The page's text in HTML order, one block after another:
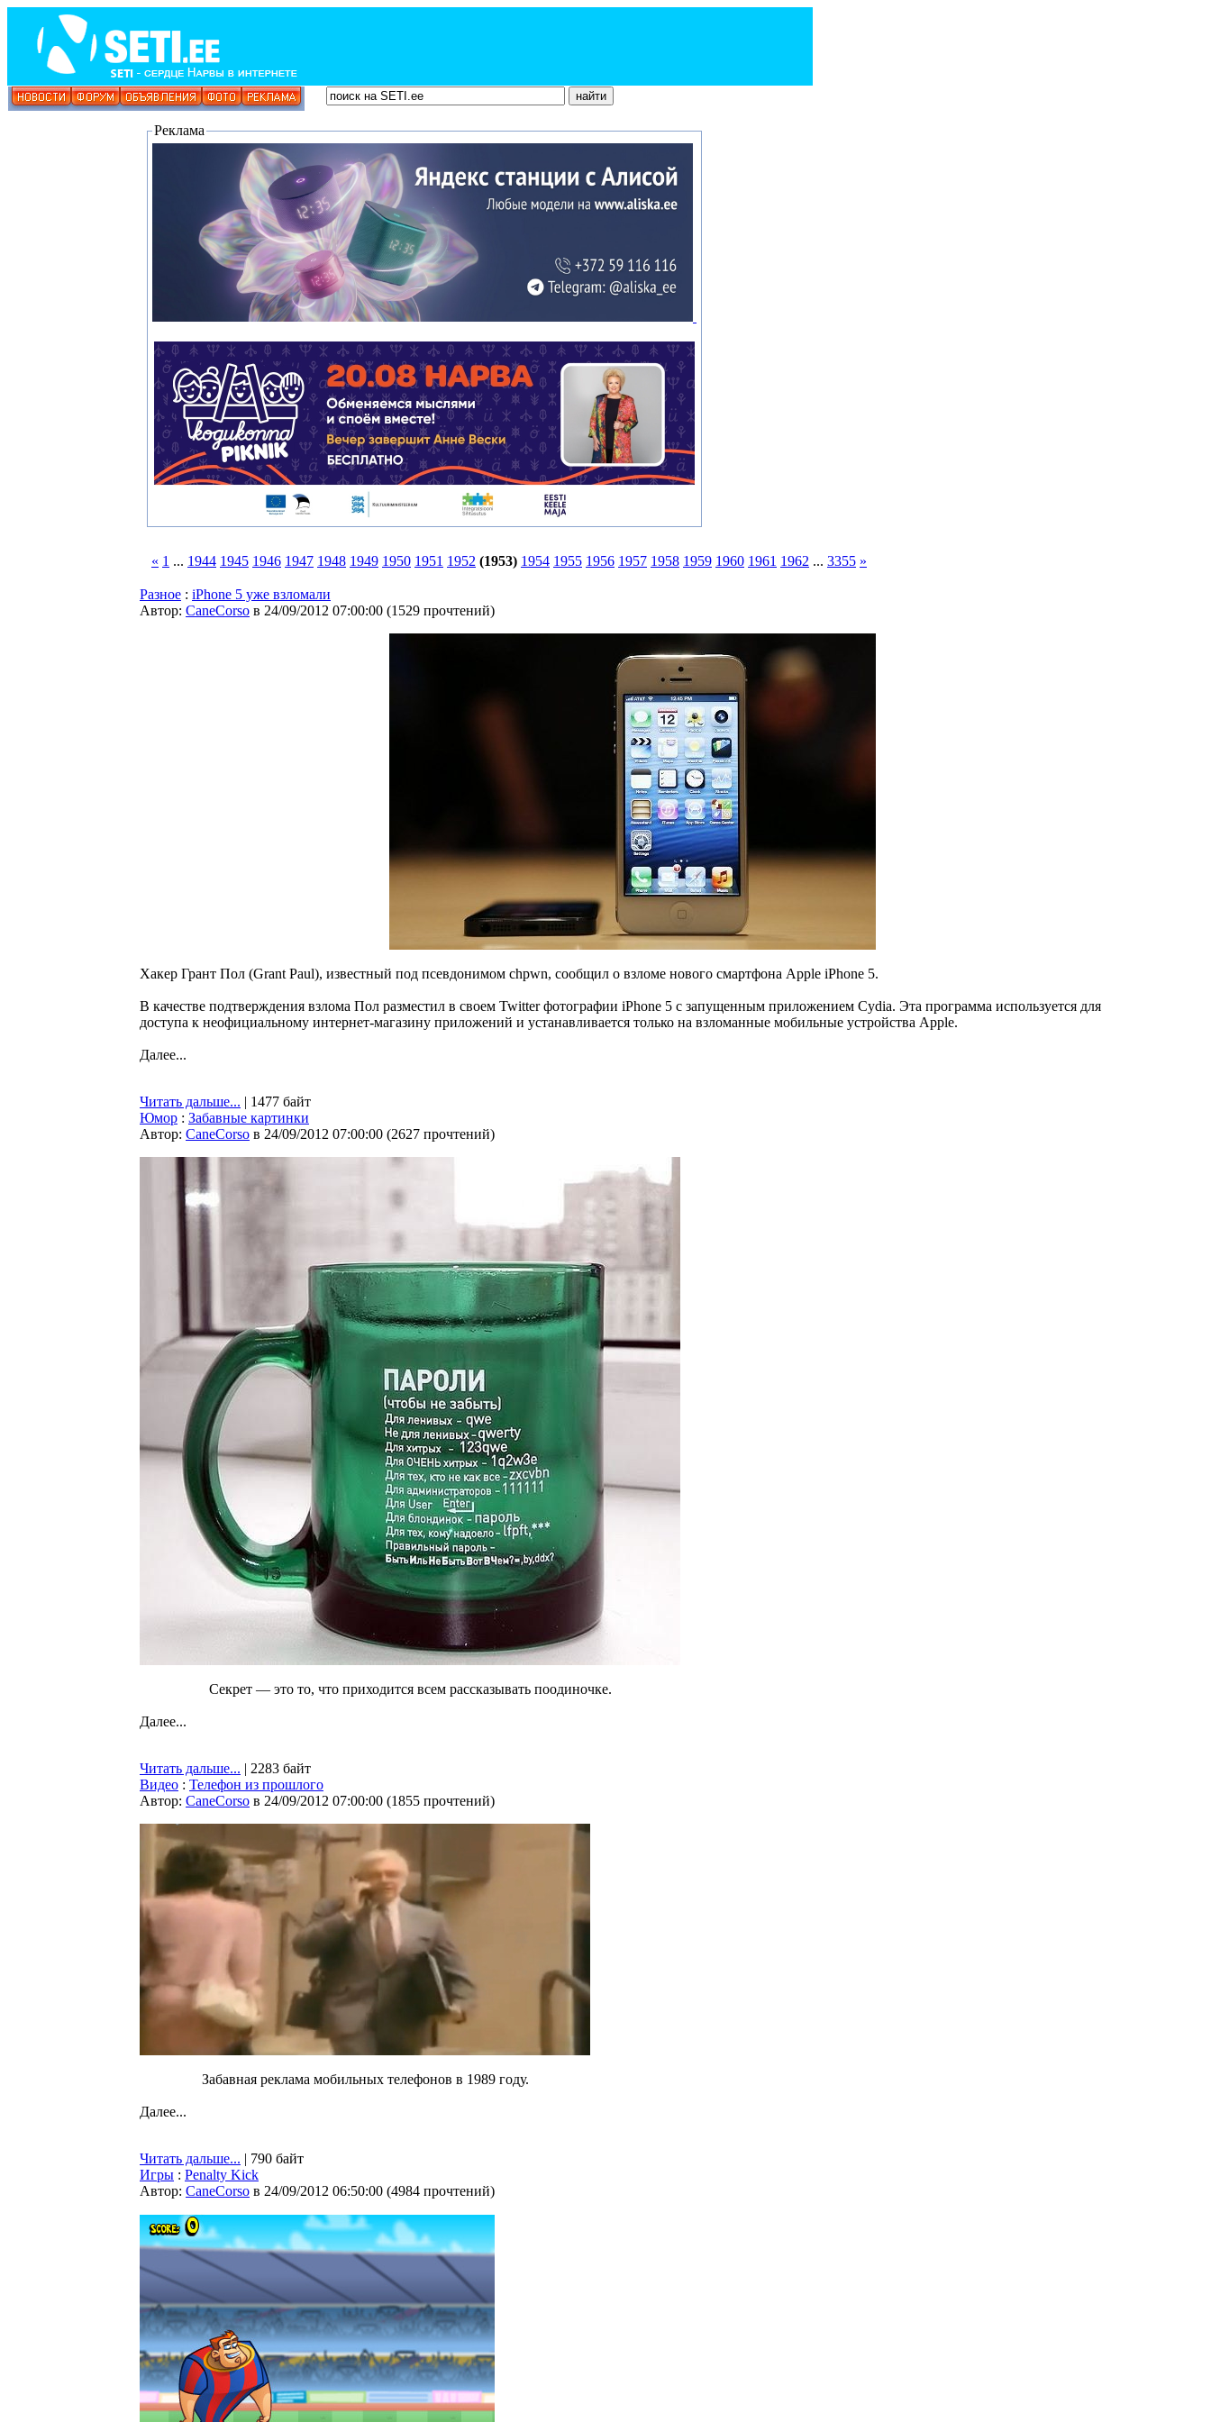
Реклама
« 1 ... 1944 1945 1946 1947 1948 1949 1950 1951 1952 (1953) 1954 1955 1956 1957 1958 1959 1960 1961 1962 ... 3355 »
Разное : iPhone 5 уже взломали
Автор: CaneCorso в 24/09/2012 07:00:00 (1529 прочтений)
Хакер Грант Пол (Grant Paul), известный под псевдонимом chpwn, сообщил о взломе нового смартфона Apple iPhone 5.
В качестве подтверждения взлома Пол разместил в своем Twitter фотографии iPhone 5 с запущенным приложением Cydia. Эта программа используется для
доступа к неофициальному интернет-магазину приложений и устанавливается только на взломанные мобильные устройства Apple.
Далее...
Читать дальше... | 1477 байт
Юмор : Забавные картинки
Автор: CaneCorso в 24/09/2012 07:00:00 (2627 прочтений)
Секрет — это то, что приходится всем рассказывать поодиночке.
Далее...
Читать дальше... | 2283 байт
Видео : Телефон из прошлого
Автор: CaneCorso в 24/09/2012 07:00:00 (1855 прочтений)
Забавная реклама мобильных телефонов в 1989 году.
Далее...
Читать дальше... | 790 байт
Игры : Penalty Kick
Автор: CaneCorso в 24/09/2012 06:50:00 (4984 прочтений)